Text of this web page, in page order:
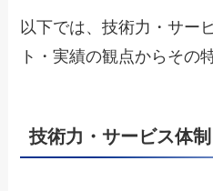
以下では、技術力・サー
ト・実績の観点からその
技術力・サービス体制